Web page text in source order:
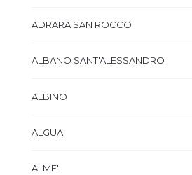
ADRARA SAN ROCCO
ALBANO SANT'ALESSANDRO
ALBINO
ALGUA
ALME'